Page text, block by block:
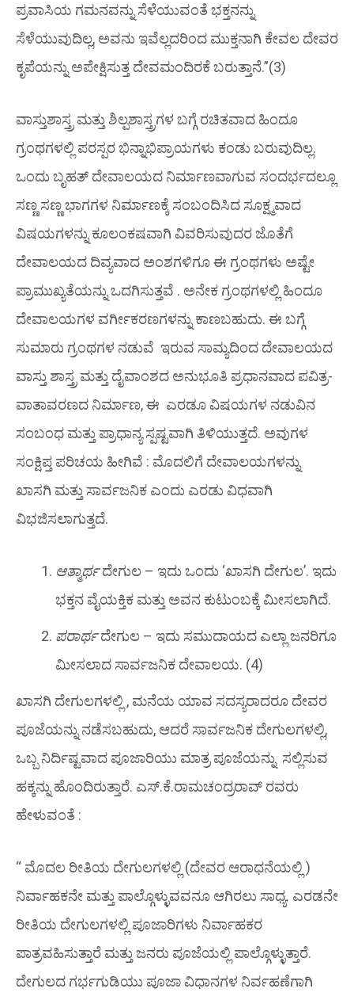
ಪ್ರವಾಸಿಯ ಗಮನವನ್ನು ಸೆಳೆಯುವಂತೆ ಭಕ್ತನನ್ನು
ಸೆಳೆಯುವುದಿಲ್ಲ, ಅವನು ಇವೆಲ್ಲದರಿಂದ ಮುಕ್ತನಾಗಿ ಕೇವಲ ದೇವರ
ಕೃಪೆಯನ್ನು ಅಪೇಕ್ಷಿಸುತ್ತ ದೇವಮಂದಿರಕೆ ಬರುತ್ತಾನೆ.”(3)
ವಾಸ್ತುಶಾಸ್ತ್ರ ಮತ್ತು ಶಿಲ್ಪಶಾಸ್ತ್ರಗಳ ಬಗ್ಗೆ ರಚಿತವಾದ ಹಿಂದೂ
ಗ್ರಂಥಗಳಲ್ಲಿ ಪರಸ್ಪರ ಭಿನ್ನಾಭಿಪ್ರಾಯಗಳು ಕಂಡು ಬರುವುದಿಲ್ಲ.
ಒಂದು ಬೃಹತ್ ದೇವಾಲಯದ ನಿರ್ಮಾಣವಾಗುವ ಸಂದರ್ಭದಲ್ಲೂ
ಸಣ್ಣ ಸಣ್ಣ ಭಾಗಗಳ ನಿರ್ಮಾಣಕ್ಕೆ ಸಂಬಂದಿಸಿದ ಸೂಕ್ಷ್ಮವಾದ
ವಿಷಯಗಳನ್ನು ಕೂಲಂಕಷವಾಗಿ ವಿವರಿಸುವುದರ ಜೊತೆಗೆ
ದೇವಾಲಯದ ದಿವ್ಯವಾದ ಅಂಶಗಳಿಗೂ ಈ ಗ್ರಂಥಗಳು ಅಷ್ಟೇ
ಪ್ರಾಮುಖ್ಯತೆಯನ್ನು ಒದಗಿಸುತ್ತವೆ . ಅನೇಕ ಗ್ರಂಥಗಳಲ್ಲಿ ಹಿಂದೂ
ದೇವಾಲಯಗಳ ವರ್ಗೀಕರಣಗಳನ್ನು ಕಾಣಬಹುದು. ಈ ಬಗ್ಗೆ
ಸುಮಾರು ಗ್ರಂಥಗಳ ನಡುವೆ ಇರುವ ಸಾಮ್ಯದಿಂದ ದೇವಾಲಯದ
ವಾಸ್ತು ಶಾಸ್ತ್ರ ಮತ್ತು ದೈವಾಂಶದ ಅನುಭೂತಿ ಪ್ರಧಾನವಾದ ಪವಿತ್ರ-
ವಾತಾವರಣದ ನಿರ್ಮಾಣ, ಈ ಎರಡೂ ವಿಷಯಗಳ ನಡುವಿನ
ಸಂಬಂಧ ಮತ್ತು ಪ್ರಾಧಾನ್ಯ ಸ್ಪಷ್ಟವಾಗಿ ತಿಳಿಯುತ್ತದೆ. ಅವುಗಳ
ಸಂಕ್ಷಿಪ್ತ ಪರಿಚಯ ಹೀಗಿವೆ : ಮೊದಲಿಗೆ ದೇವಾಲಯಗಳನ್ನು
ಖಾಸಗಿ ಮತ್ತು ಸಾರ್ವಜನಿಕ ಎಂದು ಎರಡು ವಿಧವಾಗಿ
ವಿಭಜಿಸಲಾಗುತ್ತದೆ.
ಆತ್ಮಾರ್ಥದೇಗುಲ – ಇದು ಒಂದು ‘ಖಾಸಗಿ ದೇಗುಲ’. ಇದು
ಭಕ್ತನ ವೈಯಕ್ತಿಕ ಮತ್ತು ಅವನ ಕುಟುಂಬಕ್ಕೆ ಮೀಸಲಾಗಿದೆ.
ಪರಾರ್ಥದೇಗುಲ – ಇದು ಸಮುದಾಯದ ಎಲ್ಲಾ ಜನರಿಗೂ
ಮೀಸಲಾದ ಸಾರ್ವಜನಿಕ ದೇವಾಲಯ. (4)
ಖಾಸಗಿ ದೇಗುಲಗಳಲ್ಲಿ , ಮನೆಯ ಯಾವ ಸದಸ್ಯರಾದರೂ ದೇವರ
ಪೂಜೆಯನ್ನು ನಡೆಸಬಹುದು, ಆದರೆ ಸಾರ್ವಜನಿಕ ದೇಗುಲಗಳಲ್ಲಿ,
ಒಬ್ಬ ನಿರ್ದಿಷ್ಟವಾದ ಪೂಜಾರಿಯು ಮಾತ್ರ ಪೂಜೆಯನ್ನು ಸಲ್ಲಿಸುವ
ಹಕ್ಕನ್ನು ಹೊಂದಿರುತ್ತಾರೆ. ಎಸ್.ಕೆ.ರಾಮಚಂದ್ರರಾವ್ ರವರು
ಹೇಳುವಂತೆ :
“ ಮೊದಲ ರೀತಿಯ ದೇಗುಲಗಳಲ್ಲಿ (ದೇವರ ಆರಾಧನೆಯಲ್ಲಿ )
ನಿರ್ವಾಹಕನೇ ಮತ್ತು ಪಾಲ್ಗೊಳ್ಳುವವನೂ ಆಗಿರಲು ಸಾಧ್ಯ. ಎರಡನೇ
ರೀತಿಯ ದೇಗುಲಗಳಲ್ಲಿ ಪೂಜಾರಿಗಳು ನಿರ್ವಾಹಕರ
ಪಾತ್ರವಹಿಸುತ್ತಾರೆ ಮತ್ತು ಜನರು ಪೂಜೆಯಲ್ಲಿ ಪಾಲ್ಗೊಳ್ಳುತ್ತಾರೆ.
ದೇಗುಲದ ಗರ್ಭಗುಡಿಯು ಪೂಜಾ ವಿಧಾನಗಳ ನಿರ್ವಹಣೆಗಾಗಿ